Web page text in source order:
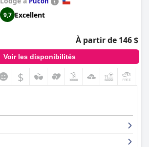
9,7 Excellent
À partir de 146 $
Voir les disponibilités
$